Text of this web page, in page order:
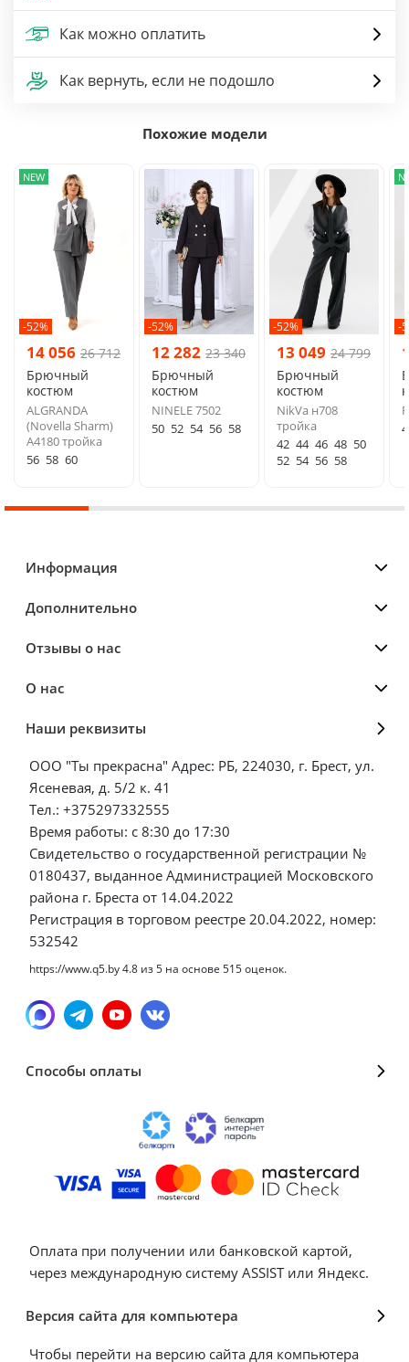
Как можно оплатить
Как вернуть, если не подошло
Похожие модели
NEW
-52%
14 056 26 712
Брючный
костюм
ALGRANDA
(Novella Sharm)
A4180 тройка
56 58 60
-52%
12 282 23 340
Брючный
костюм
NINELE 7502
50 52 54 56 58
-52%
13 049 24 799
Брючный
костюм
NikVa н708
тройка
42 44 46 48 50
52 54 56 58
-
Информация
Дополнительно
Отзывы о нас
О нас
Наши реквизиты
ООО "Ты прекрасна" Адрес: РБ, 224030, г. Брест, ул.
Ясеневая, д. 5/2 к. 41
Тел.: +375297332555
Время работы: с 8:30 до 17:30
Свидетельство о государственной регистрации №
0180437, выданное Администрацией Московского
района г. Бреста от 14.04.2022
Регистрация в торговом реестре 20.04.2022, номер:
532542
https://www.q5.by4.8 из5 на основе 515оценок.
Способы оплаты
Оплата при получении или банковской картой,
через международную систему ASSIST или Яндекс.
Версия сайта для компьютера
Чтобы перейти на версию сайта для компьютера